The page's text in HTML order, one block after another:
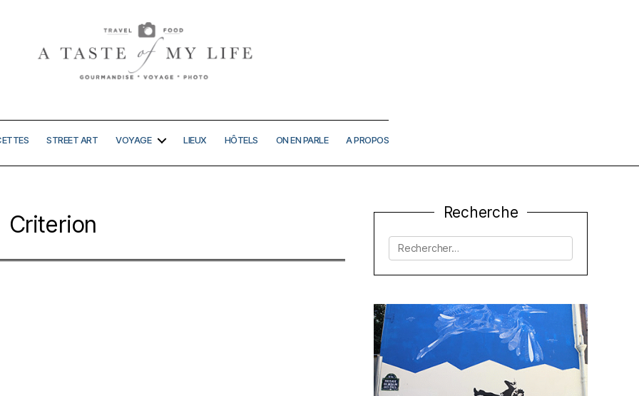
of
mySTREET ART VOYAGE LIEUX HÔTELS ON EN PARLE A PROPOS
Criterion Recherche
Rechercher :